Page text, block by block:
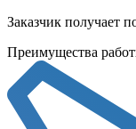
Заказчик получает
Преимущества